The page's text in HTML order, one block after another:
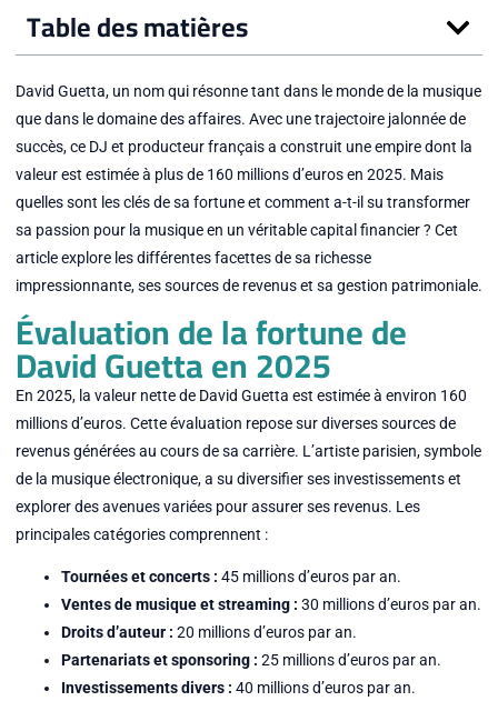
Table des matières
David Guetta, un nom qui résonne tant dans le monde de la musique
que dans le domaine des affaires. Avec une trajectoire jalonnée de
succès, ce DJ et producteur français a construit une empire dont la
valeur est estimée à plus de 160 millions d’euros en 2025. Mais
quelles sont les clés de sa fortune et comment a-t-il su transformer
sa passion pour la musique en un véritable capital financier ? Cet
article explore les différentes facettes de sa richesse
impressionnante, ses sources de revenus et sa gestion patrimoniale.
Évaluation de la fortune de
David Guetta en 2025
En 2025, la valeur nette de David Guetta est estimée à environ 160
millions d’euros. Cette évaluation repose sur diverses sources de
revenus générées au cours de sa carrière. L’artiste parisien, symbole
de la musique électronique, a su diversifier ses investissements et
explorer des avenues variées pour assurer ses revenus. Les
principales catégories comprennent :
Tournées et concerts : 45 millions d’euros par an.
Ventes de musique et streaming : 30 millions d’euros par an.
Droits d’auteur : 20 millions d’euros par an.
Partenariats et sponsoring : 25 millions d’euros par an.
Investissements divers : 40 millions d’euros par an.